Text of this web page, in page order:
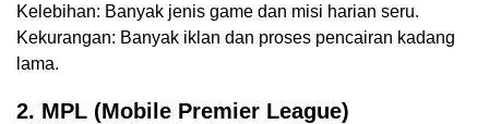
Kelebihan: Banyak jenis game dan misi harian seru.
Kekurangan: Banyak iklan dan proses pencairan kadang
lama.
2. MPL (Mobile Premier League)